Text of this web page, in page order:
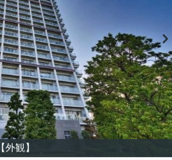
【外観】